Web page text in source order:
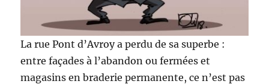
La rue Pont d’Avroy a perdu de sa superbe :
entre façades à l’abandon ou fermées et
magasins en braderie permanente, ce n’est pas